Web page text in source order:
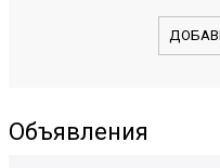
Объявления